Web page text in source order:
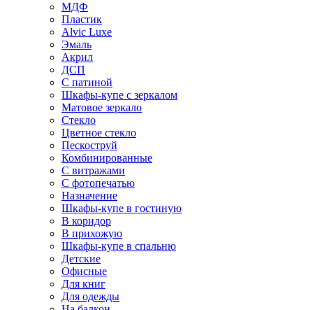
МДФ
Пластик
Alvic Luxe
Эмаль
Акрил
ДСП
С патиной
Шкафы-купе с зеркалом
Матовое зеркало
Стекло
Цветное стекло
Пескоструй
Комбинированные
С витражами
С фотопечатью
Назначение
Шкафы-купе в гостиную
В коридор
В прихожую
Шкафы-купе в спальню
Детские
Офисные
Для книг
Для одежды